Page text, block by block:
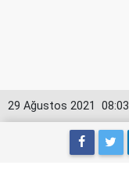
08:03
29 Ağustos 2021